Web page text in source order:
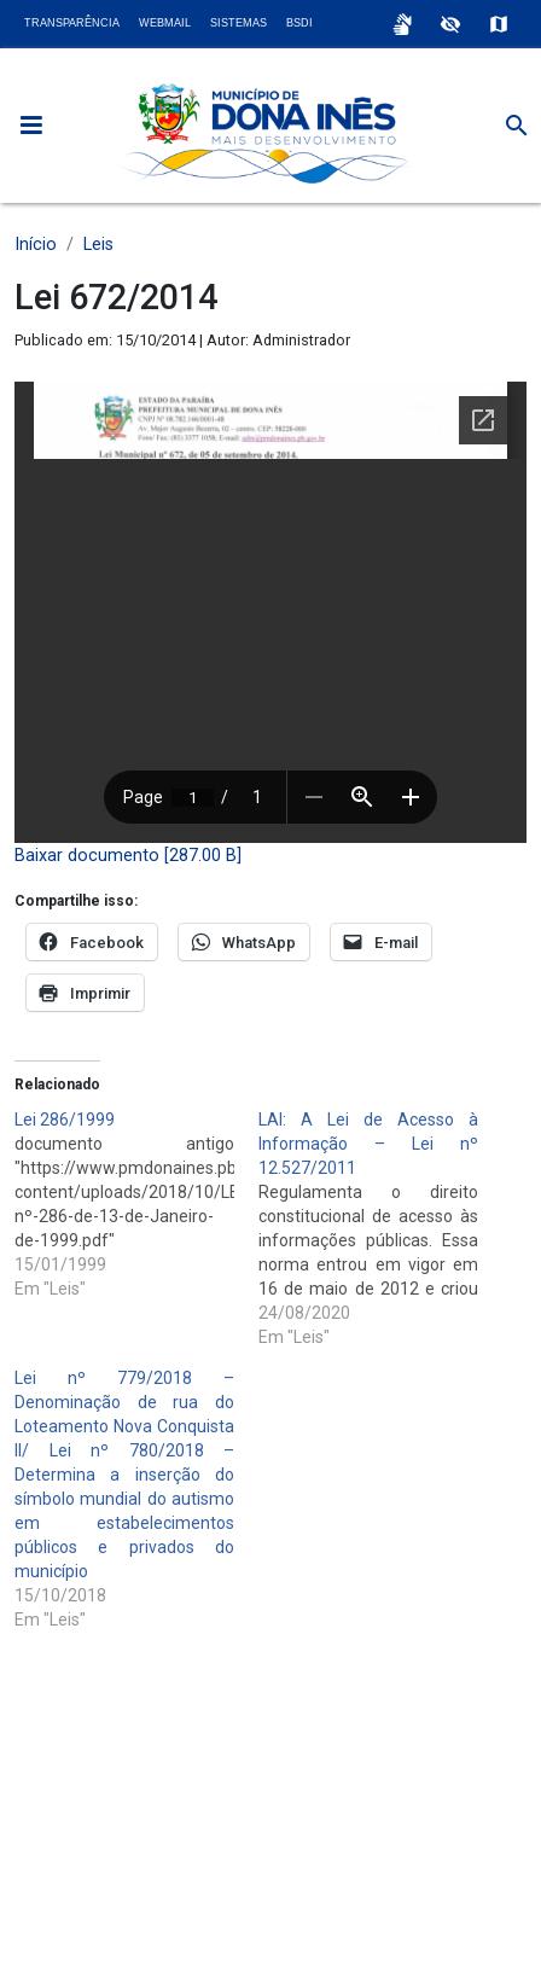
TRANSPARÊNCIA WEBMAIL SISTEMAS BSDI sign_language visibility_off map
search
Início Leis
Lei 672/2014
Publicado em: 15/10/2014 | Autor: Administrador
Baixar documento [287.00 B]
Compartilhe isso:
Facebook WhatsApp E-mail
Imprimir
Relacionado
Lei 286/1999
documento antigo
"https://www.pmdonaines.pb.gov.br/wp-
content/uploads/2018/10/LEI-
nº-286-de-13-de-Janeiro-
de-1999.pdf"
15/01/1999
Em "Leis"
LAI: A Lei de Acesso à
Informação – Lei nº
12.527/2011
Regulamenta o direito
constitucional de acesso às
informações públicas. Essa
norma entrou em vigor em
16 de maio de 2012 e criou
mecanismos que
possibilitam, a qualquer
24/08/2020
Em "Leis"
Lei nº 779/2018 –
Denominação de rua do
Loteamento Nova Conquista
II/ Lei nº 780/2018 –
Determina a inserção do
símbolo mundial do autismo
em estabelecimentos
públicos e privados do
município
15/10/2018
Em "Leis"